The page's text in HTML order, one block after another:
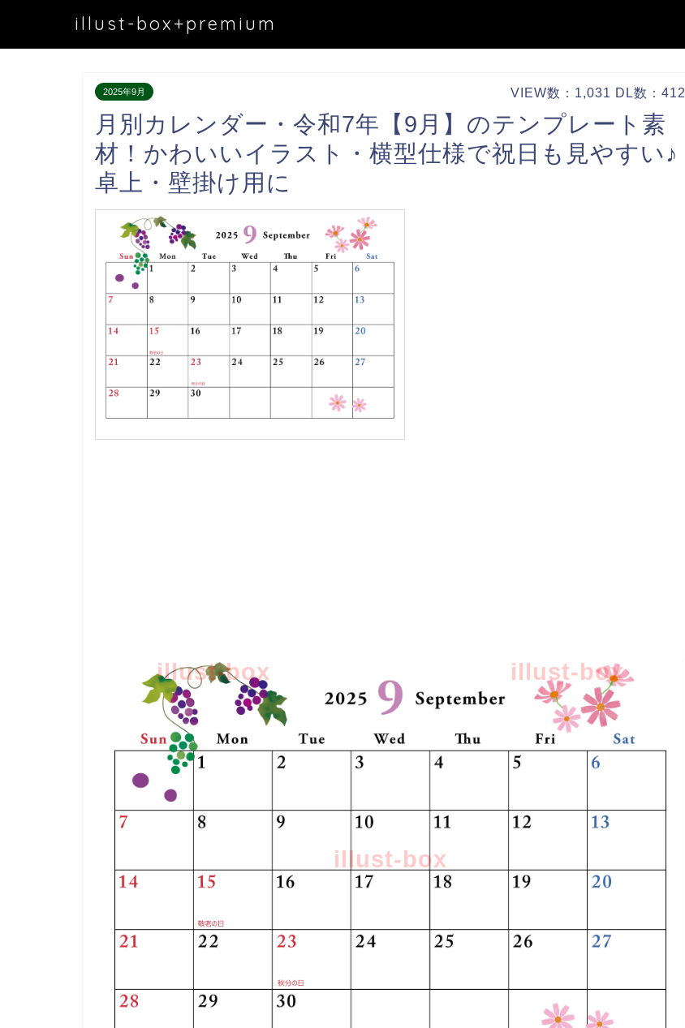
illust-box+premium
2025年9月 VIEW数：1,031 DL数：412
月別カレンダー・令和7年【9月】のテンプレート素
材！かわいいイラスト・横型仕様で祝日も見やすい♪
卓上・壁掛け用に
illust-box
illust-box illust-box